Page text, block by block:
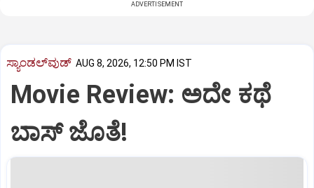
ADVERTISEMENT
ಸ್ಯಾಂಡಲ್‌ವುಡ್‌ AUG 8, 2026, 12:50 PM IST
Movie Review: ಅದೇ ಕಥೆ
ಬಾಸ್‌ ಜೊತೆ!